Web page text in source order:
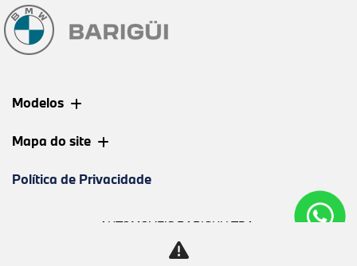
Modelos
Mapa do site
Política de Privacidade
AUTOMOVEIS BARIGUI LTDA
CNPJ: 09.602.000/0003-06